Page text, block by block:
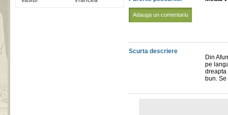
Adauga un comentariu
Scurta descriere
Din
pe
dreapta
bun.